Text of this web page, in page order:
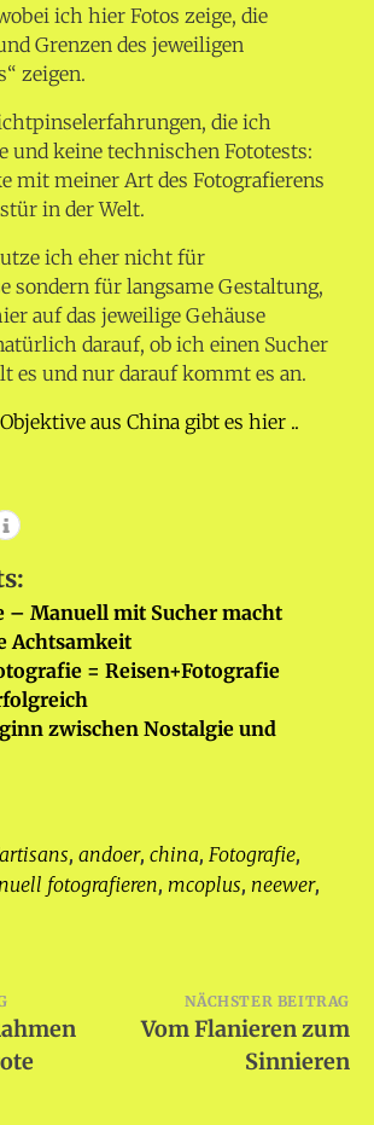
ich hier Fotos zeige, die
Grenzen des jeweiligen
zeigen.
die ich
und keine technischen Fototests:
mit meiner Art des Fotografierens
in der Welt.
ich eher nicht für
sondern für langsame Gestaltung,
auf das jeweilige Gehäuse
darauf, ob ich einen Sucher
es und nur darauf kommt es an.
aus China gibt es hier ..
– Manuell mit Sucher macht
Achtsamkeit
= Reisen+Fotografie
zwischen Nostalgie und
, andoer, china, Fotografie,
fotografieren, mcoplus, neewer,
NÄCHSTER BEITRAG
Vom Flanieren zum
Sinnieren